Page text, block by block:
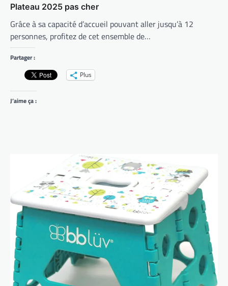
Plateau 2025 pas cher
Grâce à sa capacité d’accueil pouvant aller jusqu’à 12
personnes, profitez de cet ensemble de…
Partager :
Plus
J’aime ça :